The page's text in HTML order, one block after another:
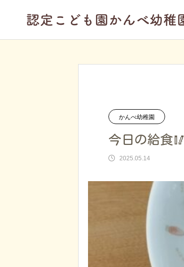
ブログ かんべ幼稚園
かんべ幼稚園
今日の給食🥢
2025.05.14